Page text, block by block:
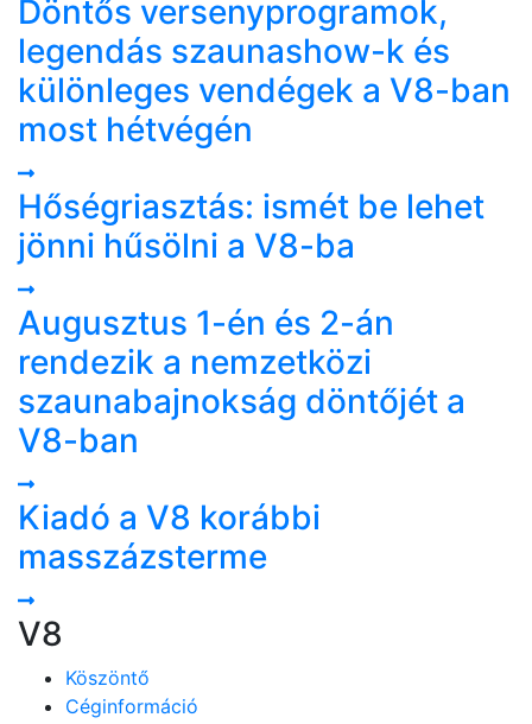
Döntős versenyprogramok,
legendás szaunashow-k és
különleges vendégek a V8-ban
most hétvégén
Hőségriasztás: ismét be lehet
jönni hűsölni a V8-ba
Augusztus 1-én és 2-án
rendezik a nemzetközi
szaunabajnokság döntőjét a
V8-ban
Kiadó a V8 korábbi
masszázsterme
V8
Köszöntő
Céginformáció